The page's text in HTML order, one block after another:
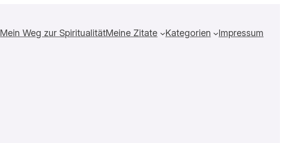
Mein Weg zur SpiritualitätMeine Zitate Kategorien Impressum